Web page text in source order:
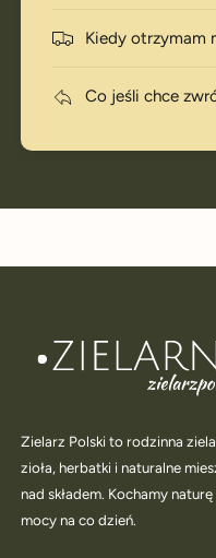
Kiedy otrzymam
Co jeśli chce
Zielarz Polski to rodzinna
zioła, herbatki i naturalne
nad składem. Kochamy
mocy na co dzień.